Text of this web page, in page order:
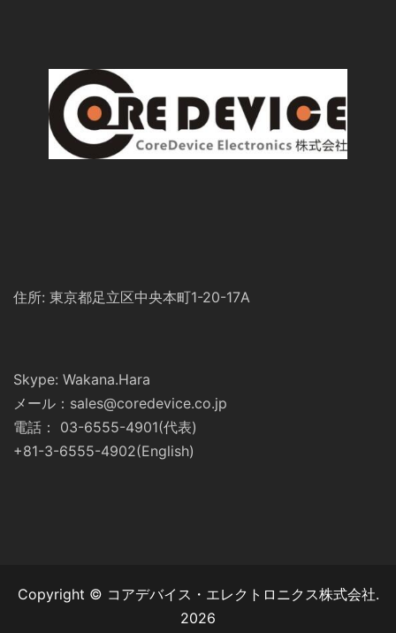
住所: 東京都足立区中央本町1-20-17A
Skype: Wakana.Hara
メール：sales@coredevice.co.jp
電話： 03-6555-4901(代表)
+81-3-6555-4902(English)
Copyright © コアデバイス・エレクトロニクス株式会社.
2026